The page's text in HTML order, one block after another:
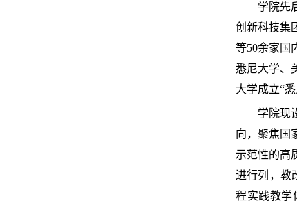
学院先
创新科技集
等50余家国
悉尼大学、
大学成立“
学院现
向，聚焦 国
示范性的高
进行列，教
程实践教学